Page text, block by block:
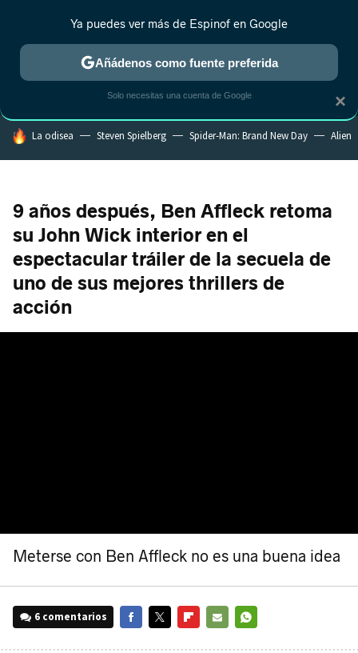
MENÚ NUEVO
ESTRENOS REALITY ANIME RANKINGS CINE
HOY SE HABLA DE
La odisea Steven Spielberg Spider-Man: Brand New Day Alien
9 años después, Ben Affleck retoma
su John Wick interior en el
espectacular tráiler de la secuela de
uno de sus mejores thrillers de
acción
Meterse con Ben Affleck no es una buena idea
6 comentarios
×
Ya puedes ver más de Espinof en Google
Añádenos como fuente preferida
Solo necesitas una cuenta de Google